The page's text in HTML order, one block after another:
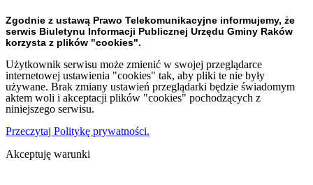
Zgodnie z ustawą Prawo Telekomunikacyjne informujemy, że
serwis Biuletynu Informacji Publicznej Urzędu Gminy Raków
korzysta z plików "cookies".
Użytkownik serwisu może zmienić w swojej przeglądarce
internetowej ustawienia "cookies" tak, aby pliki te nie były
używane. Brak zmiany ustawień przeglądarki będzie świadomym
aktem woli i akceptacji plików "cookies" pochodzących z
niniejszego serwisu.
Przeczytaj Politykę prywatności.
Akceptuję warunki